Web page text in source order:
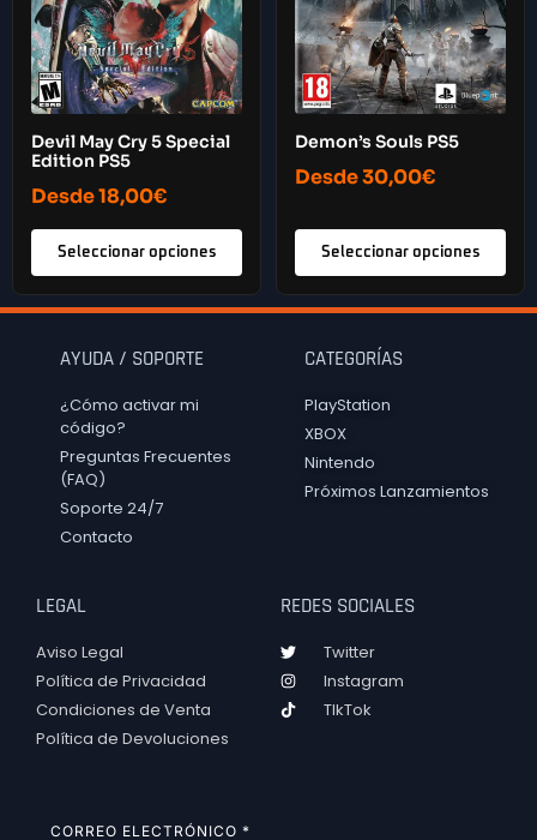
Devil May Cry 5 Special
Edition PS5
Desde18,00€
Seleccionar opciones
Demon’s Souls PS5
Desde30,00€
Seleccionar opciones
AYUDA / SOPORTE
¿Cómo activar mi
código?
Preguntas Frecuentes
(FAQ)
Soporte 24/7
Contacto
CATEGORÍAS
PlayStation
XBOX
Nintendo
Próximos Lanzamientos
LEGAL
Aviso Legal
Política de Privacidad
Condiciones de Venta
Política de Devoluciones
REDES SOCIALES
Twitter
Instagram
TIkTok
CORREO ELECTRÓNICO *